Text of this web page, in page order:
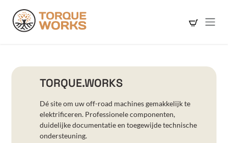
TORQUE.WORKS
Dé site om uw off-road machines gemakkelijk te
elektrificeren. Professionele componenten,
duidelijke documentatie en toegewijde technische
ondersteuning.